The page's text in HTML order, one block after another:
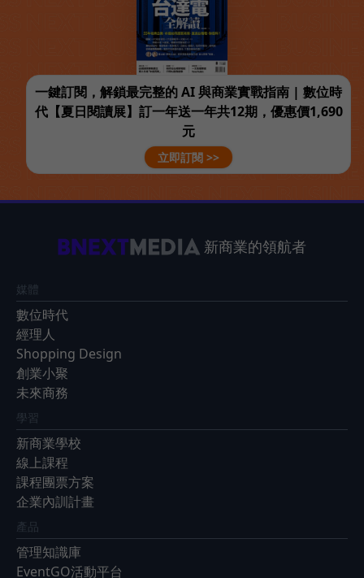
一鍵訂閱，解鎖最完整的 AI 與商業實戰指南 | 數位時
代【夏日閱讀展】訂一年送一年共12期，優惠價1,690
元
立即訂閱 >>
新商業的領航者
媒體
數位時代
經理人
Shopping Design
創業小聚
未來商務
學習
新商業學校
線上課程
課程團票方案
企業內訓計畫
產品
管理知識庫
EventGO活動平台